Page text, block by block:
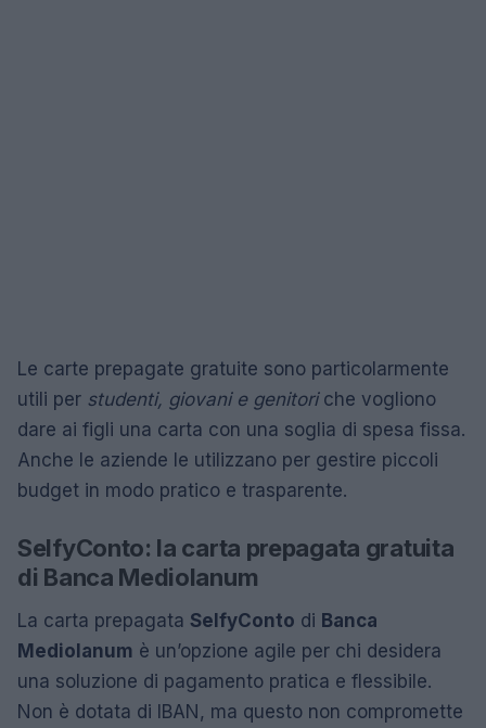
Le carte prepagate gratuite sono particolarmente
utili per studenti, giovani e genitoriche vogliono
dare ai figli una carta con una soglia di spesa fissa.
Anche le aziende le utilizzano per gestire piccoli
budget in modo pratico e trasparente.
SelfyConto: la carta prepagata gratuita
di Banca Mediolanum
La carta prepagata SelfyConto di Banca
Mediolanum è un’opzione agile per chi desidera
una soluzione di pagamento pratica e flessibile.
Non è dotata di IBAN, ma questo non compromette